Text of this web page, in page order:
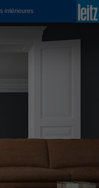
intérieures